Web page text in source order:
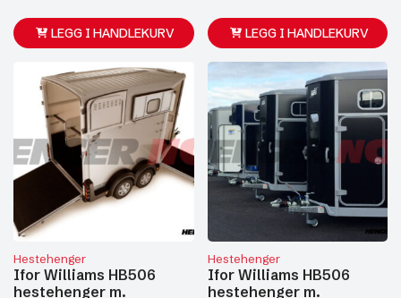
LEGG I HANDLEKURV LEGG I HANDLEKURV
Hestehenger
Ifor Williams HB506
hestehenger m.
Hestehenger
Ifor Williams HB506
hestehenger m.